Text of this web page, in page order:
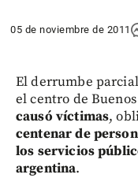
05 de noviembre de 2011
El derrumbe
el centro de
causó víctimas,
centenar de
los servicios
argentina.